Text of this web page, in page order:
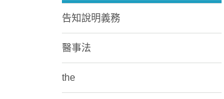
告知說明義務
醫事法
the